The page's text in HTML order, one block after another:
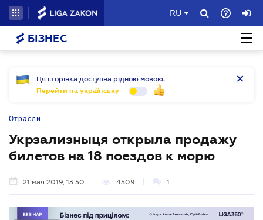
RU
БІЗНЕС
Ця сторінка доступна рідною мовою.
Перейти на українську
Отрасли
Укрзализныця открыла продажу
билетов на 18 поездов к морю
21 мая 2019, 13:50 4509 1